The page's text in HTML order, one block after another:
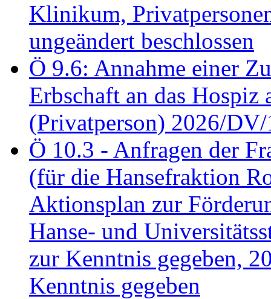
Klinikum,
ungeändert beschlossen
Ö 9.6: Annahme einer
Erbschaft an das
(Privatperson) 2026/DV/
Ö 10.3 - Anfragen der
(für die Hansefraktion
Aktionsplan zur
Hanse- und
zur Kenntnis gegeben,
Kenntnis gegeben